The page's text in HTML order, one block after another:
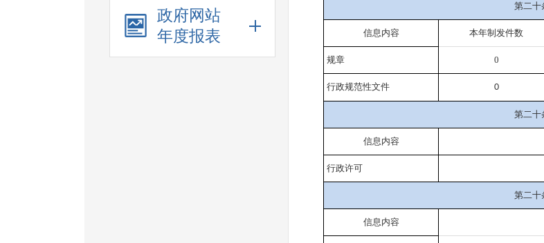
政府网站
年度报表
第二十
信息内容 本年制 发件数
规章 0
行政规范性文件 0
第二十
信息内容
行政许可
第二十
信息内容